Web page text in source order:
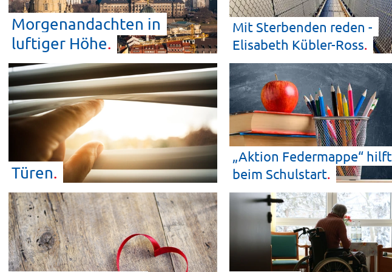
Morgenandachten in
luftiger Höhe
Mit Sterbenden reden -
Elisabeth Kübler-Ross
Türen
„Aktion Federmappe“ hilft
beim Schulstart